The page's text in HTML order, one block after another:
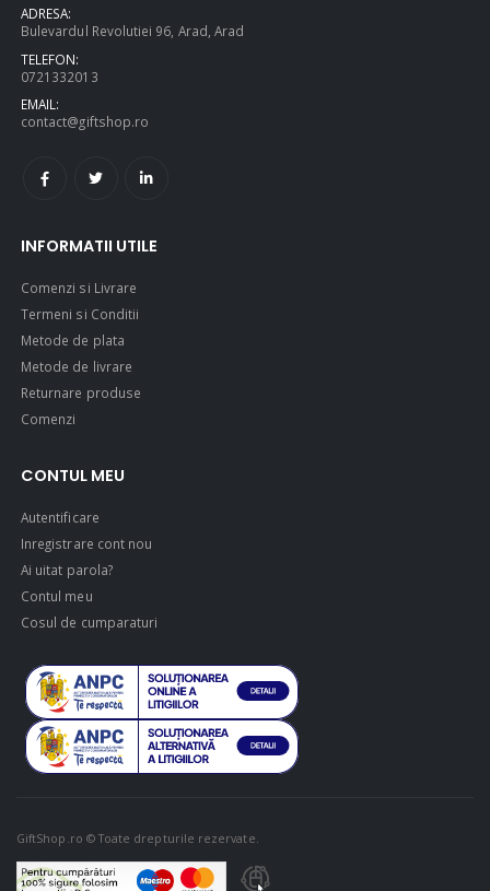
ADRESA:
Bulevardul Revolutiei 96, Arad, Arad
TELEFON:
0721332013
EMAIL:
contact@giftshop.ro
INFORMATII UTILE
Comenzi si Livrare
Termeni si Conditii
Metode de plata
Metode de livrare
Returnare produse
Comenzi
CONTUL MEU
Autentificare
Inregistrare cont nou
Ai uitat parola?
Contul meu
Cosul de cumparaturi
GiftShop.ro © Toate drepturile rezervate.